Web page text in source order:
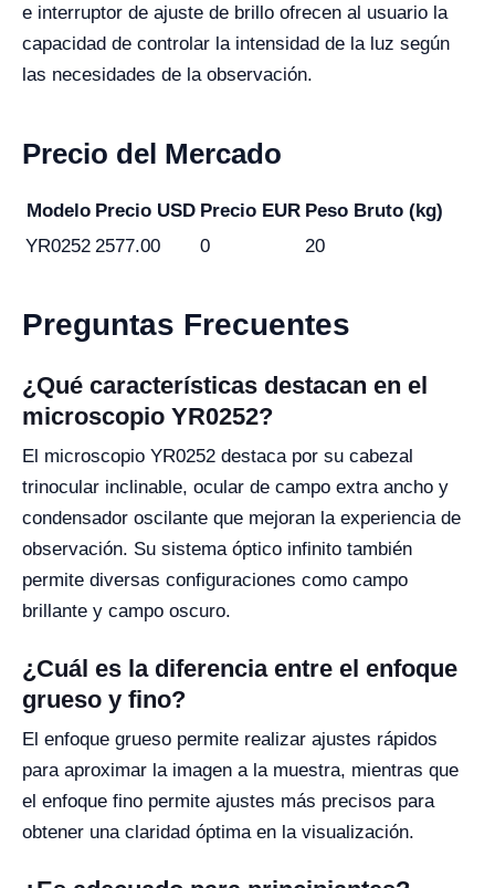
e interruptor de ajuste de brillo ofrecen al usuario la
capacidad de controlar la intensidad de la luz según
las necesidades de la observación.
Precio del Mercado
Modelo Precio USD Precio EUR Peso Bruto (kg)
YR0252 2577.00 0 20
Preguntas Frecuentes
¿Qué características destacan en el
microscopio YR0252?
El microscopio YR0252 destaca por su cabezal
trinocular inclinable, ocular de campo extra ancho y
condensador oscilante que mejoran la experiencia de
observación. Su sistema óptico infinito también
permite diversas configuraciones como campo
brillante y campo oscuro.
¿Cuál es la diferencia entre el enfoque
grueso y fino?
El enfoque grueso permite realizar ajustes rápidos
para aproximar la imagen a la muestra, mientras que
el enfoque fino permite ajustes más precisos para
obtener una claridad óptima en la visualización.